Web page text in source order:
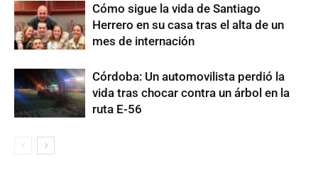
Cómo sigue la vida de Santiago
Herrero en su casa tras el alta de un
mes de internación
Córdoba: Un automovilista perdió la
vida tras chocar contra un árbol en la
ruta E-56